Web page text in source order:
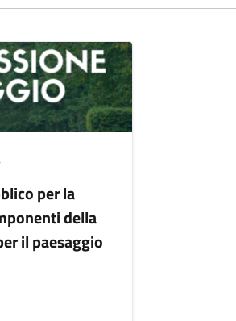
per la
della
il paesaggio